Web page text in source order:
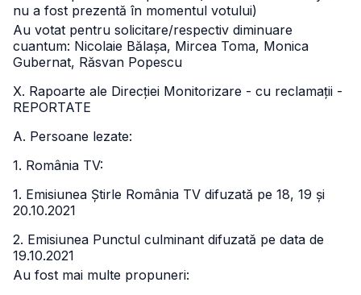
nu a fost prezentă în momentul votului)
Au votat pentru solicitare/respectiv diminuare
cuantum: Nicolaie Bălașa, Mircea Toma, Monica
Gubernat, Răsvan Popescu
X. Rapoarte ale Direcției Monitorizare - cu reclamații -
REPORTATE
A. Persoane lezate:
1. România TV:
1. Emisiunea Știrle România TV difuzată pe 18, 19 și
20.10.2021
2. Emisiunea Punctul culminant difuzată pe data de
19.10.2021
Au fost mai multe propuneri: